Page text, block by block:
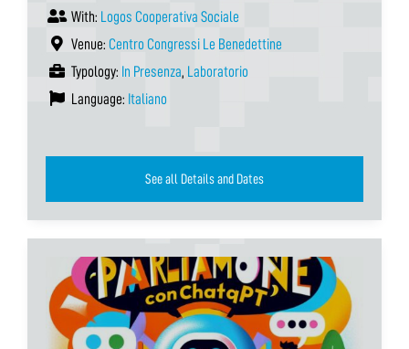
With: Logos Cooperativa Sociale
Venue: Centro Congressi Le Benedettine
Typology: In Presenza, Laboratorio
Language: Italiano
See all Details and Dates